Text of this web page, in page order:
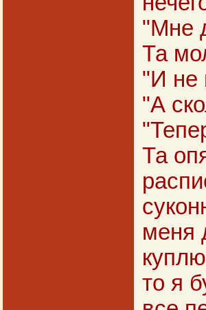
"Мне
Та
"И не
"А
Та
меня
то я